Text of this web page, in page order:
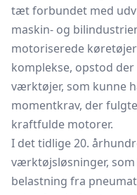
tæt forbundet med
maskin- og
motoriserede
komplekse, opstod
værktøjer, som kunne
momentkrav, der
kraftfulde motorer.
I det tidlige 20.
værktøjsløsninger,
belastning fra